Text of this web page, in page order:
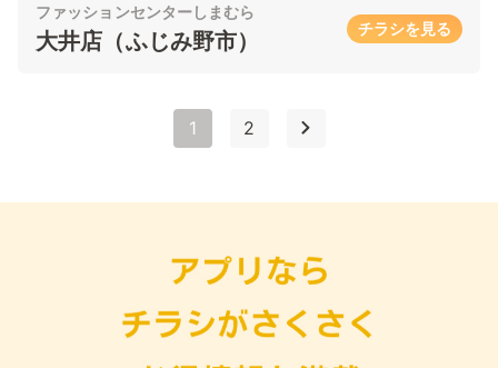
ファッションセンターしまむら
大井店（ふじみ野市） チラシを見る
1 2